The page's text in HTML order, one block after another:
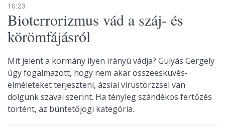
16:23
Bioterrorizmus vád a száj- és
körömfájásról
Mit jelent a kormány ilyen irányú vádja? Gulyás Gergely
úgy fogalmazott, hogy nem akar összeesküvés-
elméleteket terjeszteni, ázsiai vírustörzzsel van
dolgunk szavai szerint. Ha tényleg szándékos fertőzés
történt, az büntetőjogi kategória.